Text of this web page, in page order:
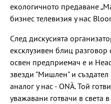
екологичното предаване
бизнес телевизия у нас
След дискусията
ексклузивен блиц разговор
освен предприемач е и
звезди "Мишлен" и
аналог у нас - ONÀ. Той
уважавани готвачи в света